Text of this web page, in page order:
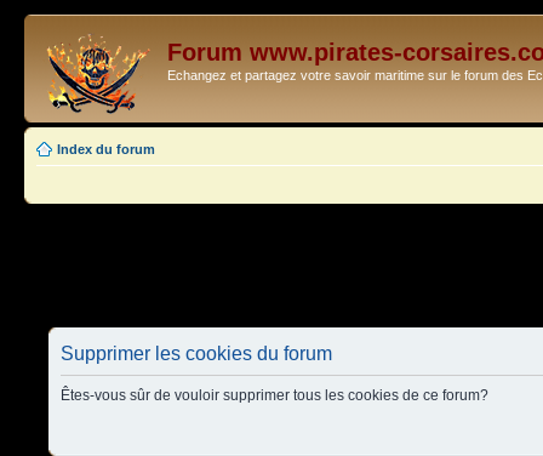
Forum www.pirates-
Echangez et partagez votre savoir maritime sur le forum des
Index du forum
Supprimer les cookies du forum
Êtes-vous sûr de vouloir supprimer tous les cookies de ce forum?